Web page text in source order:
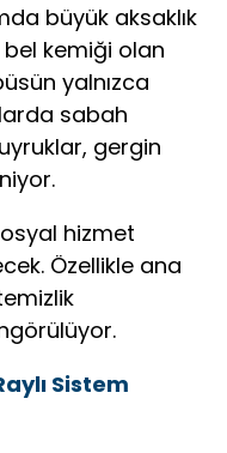
büyük aksaklık
bel kemiği olan
yalnızca
sabah
gergin
hizmet
Özellikle ana
Sistem